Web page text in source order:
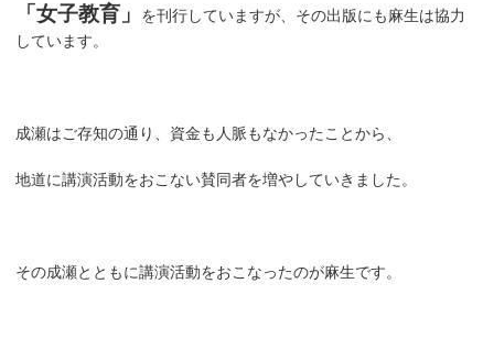
「女子教育」
を刊行していますが、その出版にも麻生は協力
しています。
成瀬はご存知の通り、資金も人脈もなかったことから、
地道に講演活動をおこない賛同者を増やしていきました。
その成瀬とともに講演活動をおこなったのが麻生です。